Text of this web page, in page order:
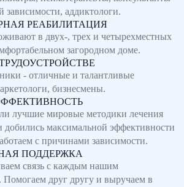
зависимости, аддиктологи.
РЕАБИЛИТАЦИЯ
в двух-, трех и четырехместных
загородном доме.
- отличные и талантливые
бизнесмены.
лучшие мировые методики лечения
добились максимальной эффективности
с причинами зависимости.
ПОДДЕРЖКА
связь с каждым нашим
друг другу и выручаем в